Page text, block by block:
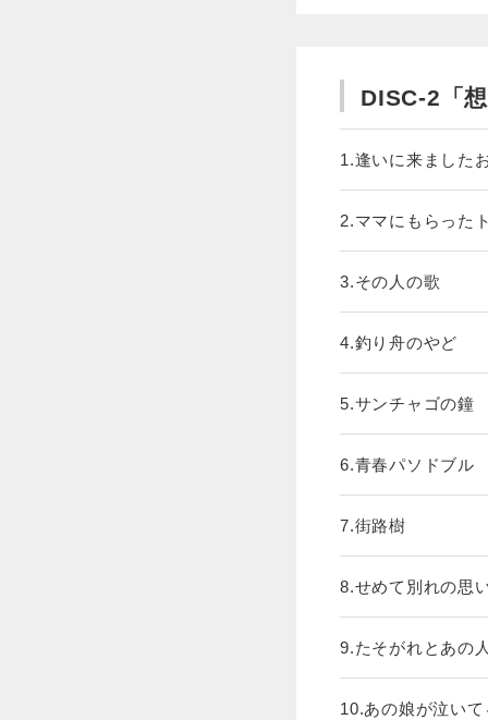
DISC-2「想
1.逢いに来ました
2.ママにもらった
3.その人の歌
4.釣り舟のやど
5.サンチャゴの鐘
6.青春パソドブル
7.街路樹
8.せめて別れの思
9.たそがれとあの人
10.あの娘が泣い